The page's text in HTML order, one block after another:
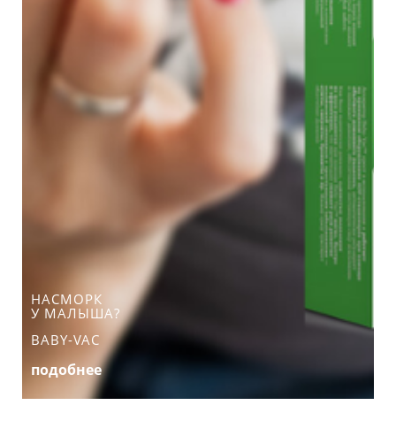
НАСМОРК
У МАЛЫША?
BABY-VAC
подобнее